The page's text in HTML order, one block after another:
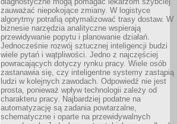
zauważać niepokojące zmiany. W logistyce
algorytmy potrafią optymalizować trasy dostaw. W
biznesie narzędzia analityczne wspierają
przewidywanie popytu i planowanie działań.
Jednocześnie rozwój sztucznej inteligencji budzi
wiele pytań i wątpliwości. Jedno z najczęściej
powracających dotyczy rynku pracy. Wiele osób
zastanawia się, czy inteligentne systemy zastąpią
ludzi w kolejnych zawodach. Odpowiedź nie jest
prosta, ponieważ wpływ technologii zależy od
charakteru pracy. Najbardziej podatne na
automatyzację są zadania powtarzalne,
schematyczne i oparte na przewidywalnych